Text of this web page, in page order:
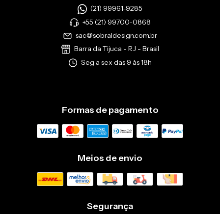
(21) 99961-9285
+55 (21) 99700-0868
sac@sobraldesign.com.br
Barra da Tijuca - RJ - Brasil
Seg a sex das 9 às 18h
Formas de pagamento
Meios de envio
Segurança